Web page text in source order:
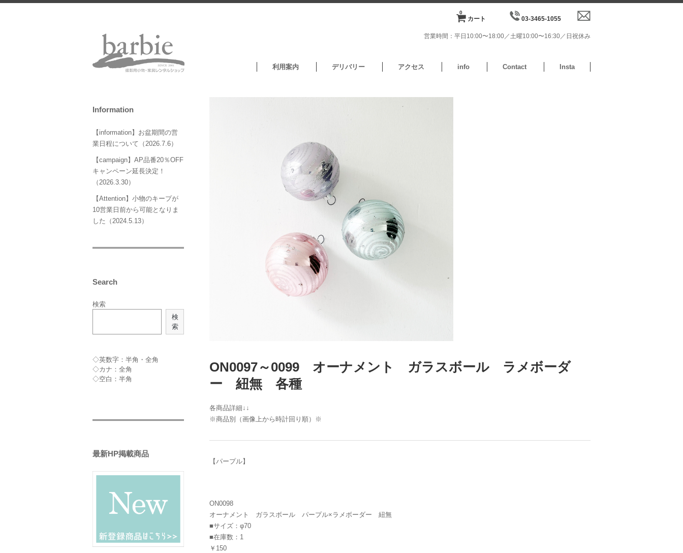
カート
0
03-3465-1055
営業時間：平日10:00〜18:00／土曜10:00〜16:30／日祝休み
利用案内 デリバリー アクセス info Contact Insta
ON0097～0099 オーナメント ガラスボール ラメボーダ
ー 紐無 各種
各商品詳細↓↓
※商品別（画像上から時計回り順）※
【パープル】
ON0098
オーナメント ガラスボール パープル×ラメボーダー 紐無
■サイズ：φ70
■在庫数：1
￥150
Information
【information】お盆期間の営
業日程について（2026.7.6）
【campaign】AP品番20％OFF
キャンペーン延長決定！
（2026.3.30）
【Attention】小物のキープが
10営業日前から可能となりま
した（2024.5.13）
Search
検索
検
索
◇英数字：半角・全角
◇カナ：全角
◇空白：半角
最新HP掲載商品